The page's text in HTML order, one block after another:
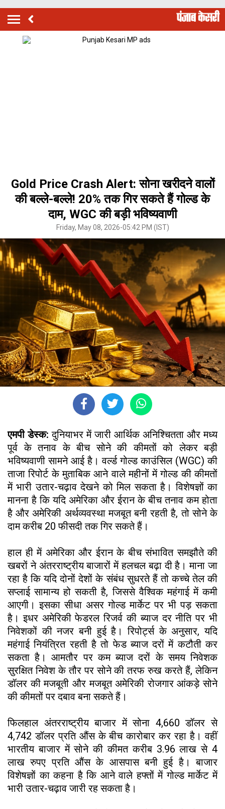
Gold Price Crash Alert: सोना खरीदने वालों
की बल्ले-बल्ले! 20% तक गिर सकते हैं गोल्ड के
दाम, WGC की बड़ी भविष्यवाणी
Friday, May 08, 2026-05:42 PM (IST)
एमपी डेस्क: दुनियाभर में जारी आर्थिक अनिश्चितता और मध्य
पूर्व के तनाव के बीच सोने की कीमतों को लेकर बड़ी
भविष्यवाणी सामने आई है। वर्ल्ड गोल्ड काउंसिल (WGC) की
ताजा रिपोर्ट के मुताबिक आने वाले महीनों में गोल्ड की कीमतों
में भारी उतार-चढ़ाव देखने को मिल सकता है। विशेषज्ञों का
मानना है कि यदि अमेरिका और ईरान के बीच तनाव कम होता
है और अमेरिकी अर्थव्यवस्था मजबूत बनी रहती है, तो सोने के
दाम करीब 20 फीसदी तक गिर सकते हैं।
हाल ही में अमेरिका और ईरान के बीच संभावित समझौते की
खबरों ने अंतरराष्ट्रीय बाजारों में हलचल बढ़ा दी है। माना जा
रहा है कि यदि दोनों देशों के संबंध सुधरते हैं तो कच्चे तेल की
सप्लाई सामान्य हो सकती है, जिससे वैश्विक महंगाई में कमी
आएगी। इसका सीधा असर गोल्ड मार्केट पर भी पड़ सकता
है। इधर अमेरिकी फेडरल रिजर्व की ब्याज दर नीति पर भी
निवेशकों की नजर बनी हुई है। रिपोर्ट्स के अनुसार, यदि
महंगाई नियंत्रित रहती है तो फेड ब्याज दरों में कटौती कर
सकता है। आमतौर पर कम ब्याज दरों के समय निवेशक
सुरक्षित निवेश के तौर पर सोने की तरफ रुख करते हैं, लेकिन
डॉलर की मजबूती और मजबूत अमेरिकी रोजगार आंकड़े सोने
की कीमतों पर दबाव बना सकते हैं।
फिलहाल अंतरराष्ट्रीय बाजार में सोना 4,660 डॉलर से
4,742 डॉलर प्रति औंस के बीच कारोबार कर रहा है। वहीं
भारतीय बाजार में सोने की कीमत करीब 3.96 लाख से 4
लाख रुपए प्रति औंस के आसपास बनी हुई है। बाजार
विशेषज्ञों का कहना है कि आने वाले हफ्तों में गोल्ड मार्केट में
भारी उतार-चढ़ाव जारी रह सकता है।